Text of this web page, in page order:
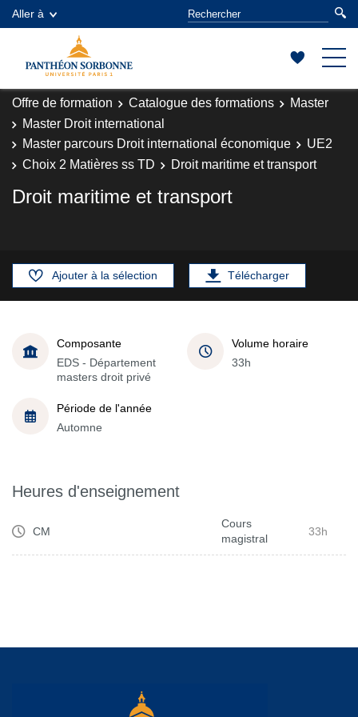
Aller à
Offre de formation Catalogue des formations
Master
Master Droit international
Master parcours Droit international économique
UE2
Choix 2 Matières ss TD
Droit maritime et transport
Droit maritime et transport
Ajouter à la sélection Télécharger
Composante
EDS - Département
masters droit privé
Volume horaire
33h
Période de l'année
Automne
Heures d'enseignement
CM
Cours
magistral
33h